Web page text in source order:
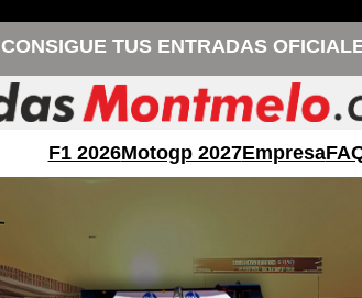
CONSIGUE TUS ENTRADAS
F1 2026Motogp 2027Empresa